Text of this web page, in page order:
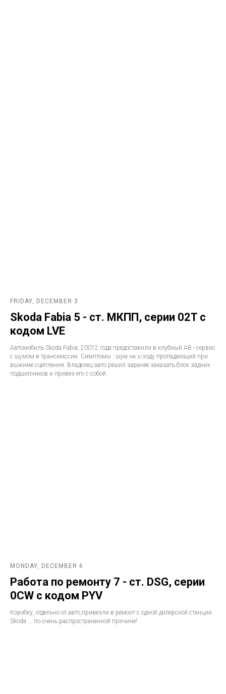
FRIDAY, DECEMBER 3
Skoda Fabia 5 - ст. МКПП, серии 02T с
кодом LVE
Автомобиль Skoda Fabia, 20012 года предоставили в клубный АВ - сервис
с шумом в трансмиссии. Симптомы : шум на х/ходу пропадающий при
выжиме сцепления. Владелец авто решил заранее заказать блок задних
подшипников и привез его с собой.
MONDAY, DECEMBER 6
Работа по ремонту 7 - ст. DSG, серии
0CW с кодом PYV
Коробку, отдельно от авто,привезли в ремонт с одной дилерской станции
Skoda ... по очень распространенной причине!